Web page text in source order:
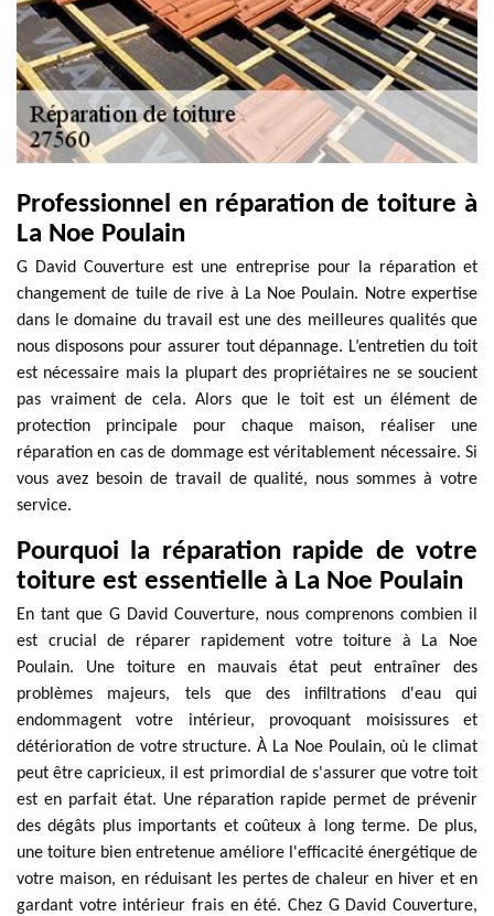
Professionnel en réparation de toiture à
La Noe Poulain
G David Couverture est une entreprise pour la réparation et
changement de tuile de rive à La Noe Poulain. Notre expertise
dans le domaine du travail est une des meilleures qualités que
nous disposons pour assurer tout dépannage. L’entretien du toit
est nécessaire mais la plupart des propriétaires ne se soucient
pas vraiment de cela. Alors que le toit est un élément de
protection principale pour chaque maison, réaliser une
réparation en cas de dommage est véritablement nécessaire. Si
vous avez besoin de travail de qualité, nous sommes à votre
service.
Pourquoi la réparation rapide de votre
toiture est essentielle à La Noe Poulain
En tant que G David Couverture, nous comprenons combien il
est crucial de réparer rapidement votre toiture à La Noe
Poulain. Une toiture en mauvais état peut entraîner des
problèmes majeurs, tels que des infiltrations d'eau qui
endommagent votre intérieur, provoquant moisissures et
détérioration de votre structure. À La Noe Poulain, où le climat
peut être capricieux, il est primordial de s'assurer que votre toit
est en parfait état. Une réparation rapide permet de prévenir
des dégâts plus importants et coûteux à long terme. De plus,
une toiture bien entretenue améliore l'efficacité énergétique de
votre maison, en réduisant les pertes de chaleur en hiver et en
gardant votre intérieur frais en été. Chez G David Couverture,